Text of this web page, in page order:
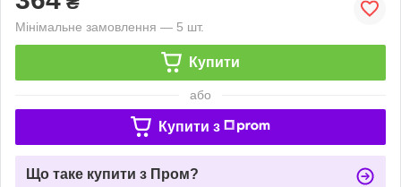
Мінімальне замовлення — 5 шт.
Купити
або
Купити з
Що таке купити з Пром?